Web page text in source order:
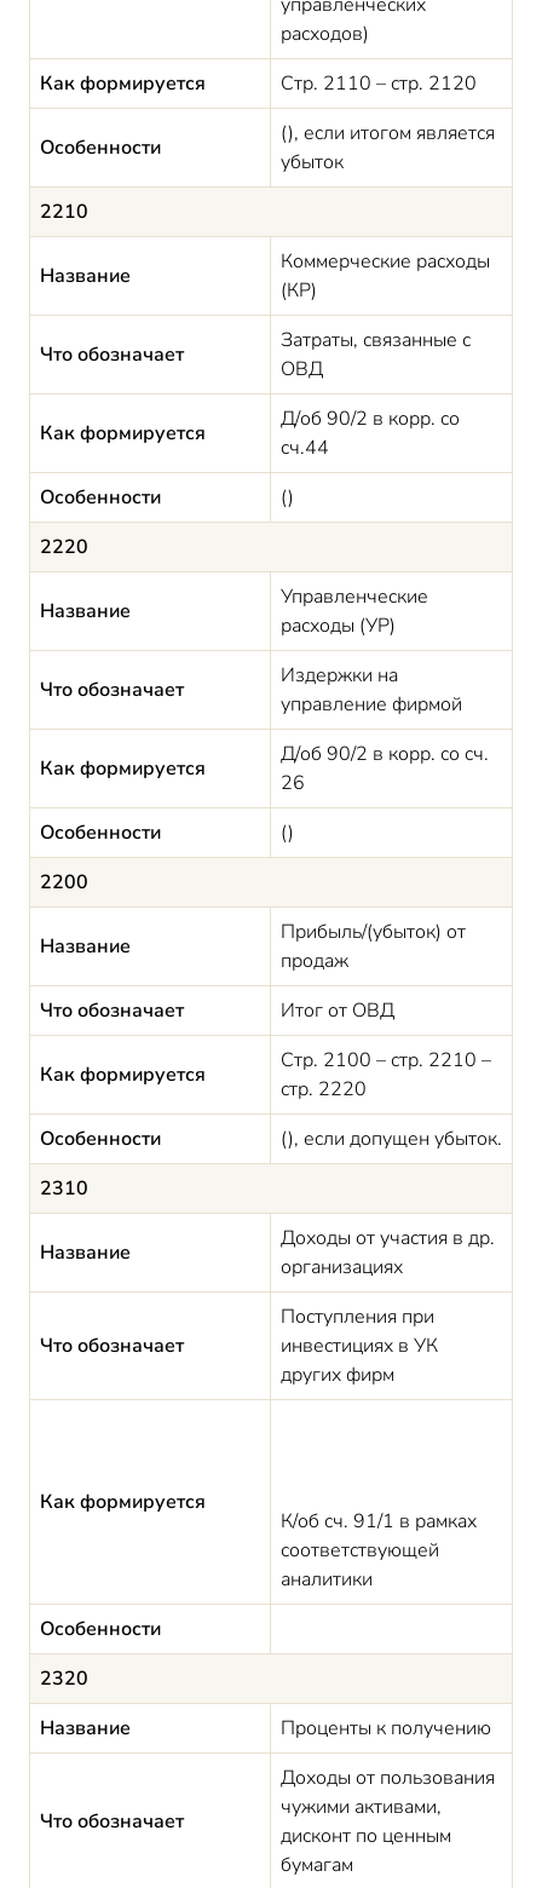
расходов)
Как формируется
Стр. 2110 – стр. 2120
Особенности
(), если итогом является
убыток
2210
Название
Коммерческие расходы
(КР)
Что обозначает
Затраты, связанные с
ОВД
Как формируется
Д/об 90/2 в корр. со
сч.44
Особенности
()
2220
Название
Управленческие
расходы (УР)
Что обозначает
Издержки на
управление фирмой
Как формируется
Д/об 90/2 в корр. со сч.
26
Особенности
()
2200
Название
Прибыль/(убыток) от
продаж
Что обозначает
Итог от ОВД
Как формируется
Стр. 2100 – стр. 2210 –
стр. 2220
Особенности
(), если допущен убыток.
2310
Название
Доходы от участия в др.
организациях
Что обозначает
Поступления при
инвестициях в УК
других фирм
Как формируется
К/об сч. 91/1 в рамках
соответствующей
аналитики
Особенности
2320
Название
Проценты к получению
Что обозначает
Доходы от пользования
чужими активами,
дисконт по ценным
бумагам